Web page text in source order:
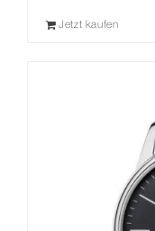
Jetzt kaufen